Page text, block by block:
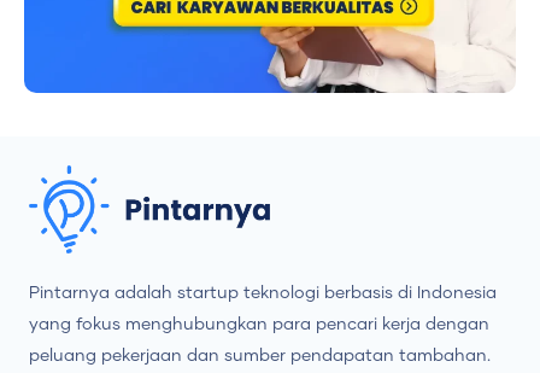
Pintarnya adalah startup teknologi berbasis di Indonesia
yang fokus menghubungkan para pencari kerja dengan
peluang pekerjaan dan sumber pendapatan tambahan.